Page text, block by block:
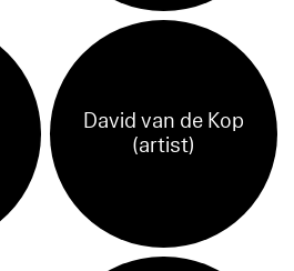
David van de Kop
(artist)